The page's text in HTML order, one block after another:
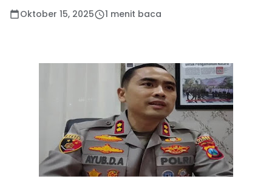
Oktober 15, 2025 1 menit baca